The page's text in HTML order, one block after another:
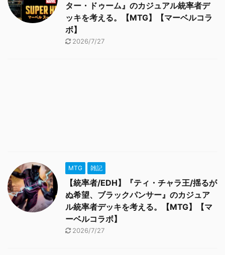
ター・ドゥーム』のカジュアル統率者デ
ッキを考える。【MTG】【マーベルコラ
ボ】
2026/7/27
MTG 雑記
【統率者/EDH】『ティ・チャラ王/揺るが
ぬ希望、ブラックパンサー』のカジュア
ル統率者デッキを考える。【MTG】【マ
ーベルコラボ】
2026/7/27